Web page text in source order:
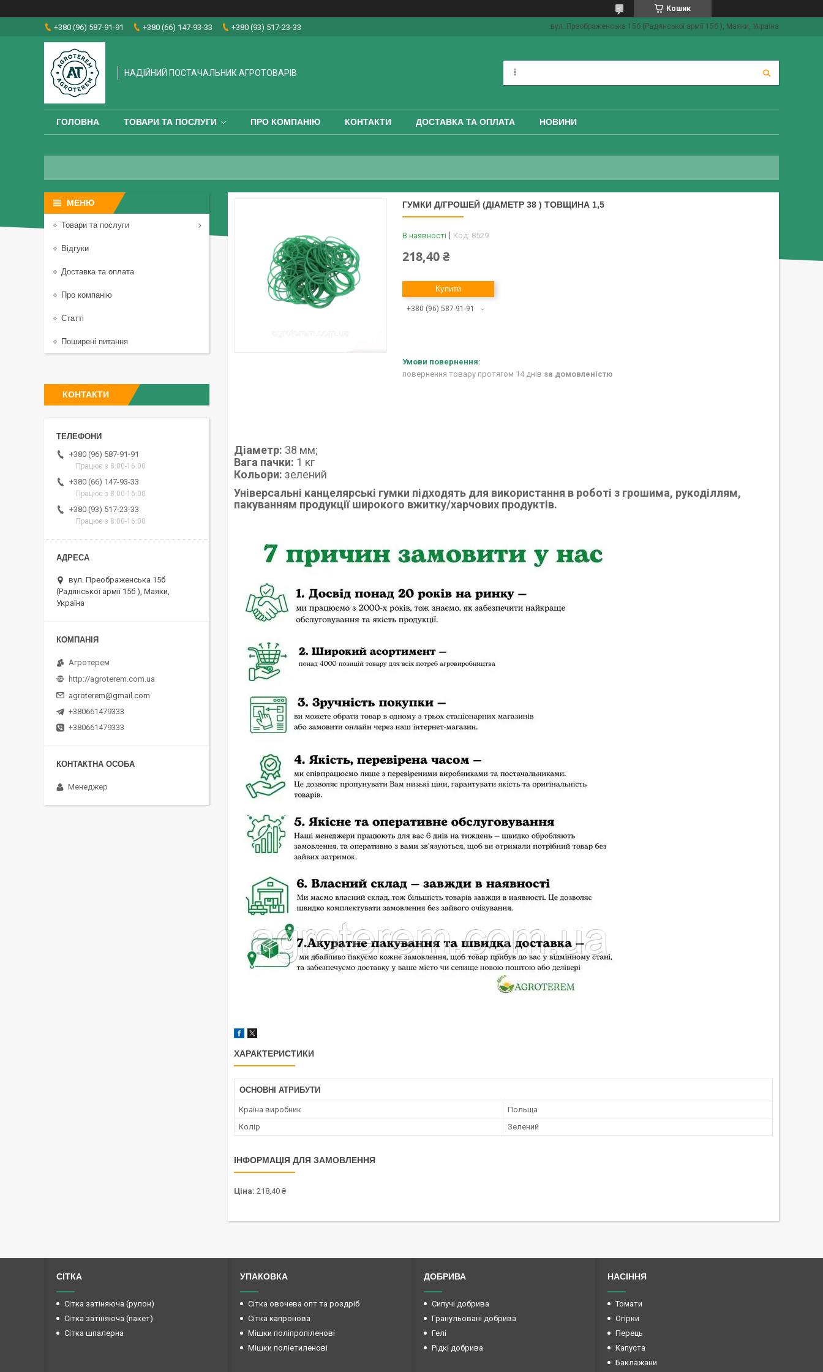
Кошик
+380 (96) 587-91-91 +380 (66) 147-93-33 +380 (93) 517-23-33 вул. Преображенська 15б (Радянської армії 15б ), Маяки, Україна
НАДІЙНИЙ ПОСТАЧАЛЬНИК АГРОТОВАРІВ
ГОЛОВНА ТОВАРИ ТА ПОСЛУГИ ПРО КОМПАНІЮ КОНТАКТИ ДОСТАВКА ТА ОПЛАТА НОВИНИ
ГУМКИ Д/ГРОШЕЙ (ДІАМЕТР 38 ) ТОВЩИНА 1,5
В наявності Код: 8529
218,40 ₴
Купити
+380 (96) 587-91-91
повернення товару протягом 14 днів за домовленістю
Діаметр: 38 мм;
Вага пачки: 1 кг
Кольори: зелений
Універсальні канцелярські гумки підходять для використання в роботі з грошима, рукоділлям,
пакуванням продукції широкого вжитку/харчових продуктів.
ХАРАКТЕРИСТИКИ
ОСНОВНІ АТРИБУТИ
Країна виробник
Польща
Колір
Зелений
ІНФОРМАЦІЯ ДЛЯ ЗАМОВЛЕННЯ
Ціна: 218,40 ₴
Товари та послуги
Відгуки
Доставка та оплата
Про компанію
Статті
Поширені питання
КОНТАКТИ
+380 (96) 587-91-91
Працює з 8:00-16:00
+380 (66) 147-93-33
Працює з 8:00-16:00
+380 (93) 517-23-33
Працює з 8:00-16:00
вул. Преображенська 15б
(Радянської армії 15б ), Маяки,
Україна
Агротерем
http://agroterem.com.ua
agroterem@gmail.com
+380661479333
+380661479333
Менеджер
СІТКА
Сітка затіняюча (рулон)
Сітка затіняюча (пакет)
Сітка шпалерна
УПАКОВКА
Сітка овочева опт та роздріб
Сітка капронова
Мішки поліпропіленові
Мішки поліетиленові
ДОБРИВА
Сипучі добрива
Гранульовані добрива
Гелі
Рідкі добрива
НАСІННЯ
Томати
Огірки
Перець
Капуста
Баклажани